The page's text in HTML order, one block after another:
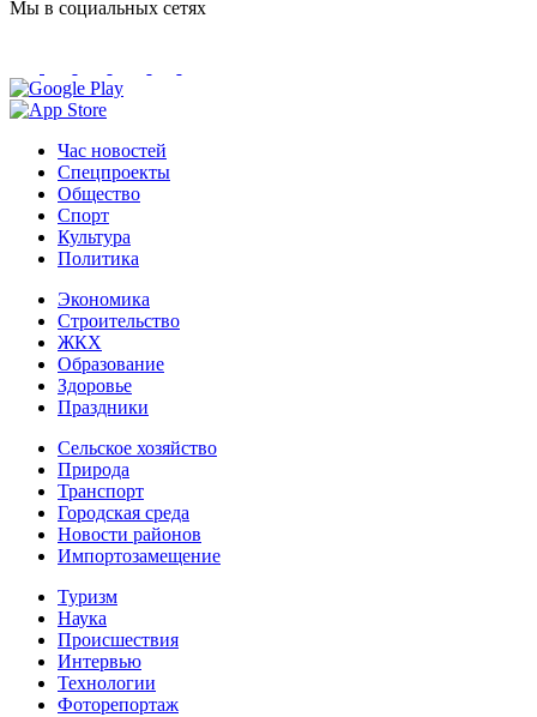
Мы в социальных сетях
Час новостей
Спецпроекты
Общество
Спорт
Культура
Политика
Экономика
Строительство
ЖКХ
Образование
Здоровье
Праздники
Сельское хозяйство
Природа
Транспорт
Городская среда
Новости районов
Импортозамещение
Туризм
Наука
Происшествия
Интервью
Технологии
Фоторепортаж